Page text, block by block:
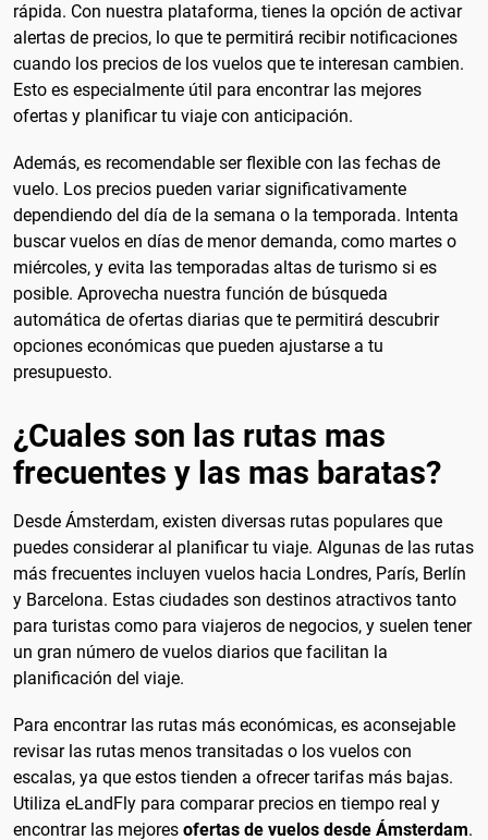
rápida. Con nuestra plataforma, tienes la opción de activar
alertas de precios, lo que te permitirá recibir notificaciones
cuando los precios de los vuelos que te interesan cambien.
Esto es especialmente útil para encontrar las mejores
ofertas y planificar tu viaje con anticipación.
Además, es recomendable ser flexible con las fechas de
vuelo. Los precios pueden variar significativamente
dependiendo del día de la semana o la temporada. Intenta
buscar vuelos en días de menor demanda, como martes o
miércoles, y evita las temporadas altas de turismo si es
posible. Aprovecha nuestra función de búsqueda
automática de ofertas diarias que te permitirá descubrir
opciones económicas que pueden ajustarse a tu
presupuesto.
¿Cuales son las rutas mas
frecuentes y las mas baratas?
Desde Ámsterdam, existen diversas rutas populares que
puedes considerar al planificar tu viaje. Algunas de las rutas
más frecuentes incluyen vuelos hacia Londres, París, Berlín
y Barcelona. Estas ciudades son destinos atractivos tanto
para turistas como para viajeros de negocios, y suelen tener
un gran número de vuelos diarios que facilitan la
planificación del viaje.
Para encontrar las rutas más económicas, es aconsejable
revisar las rutas menos transitadas o los vuelos con
escalas, ya que estos tienden a ofrecer tarifas más bajas.
Utiliza eLandFly para comparar precios en tiempo real y
encontrar las mejores ofertas de vuelos desde Ámsterdam.